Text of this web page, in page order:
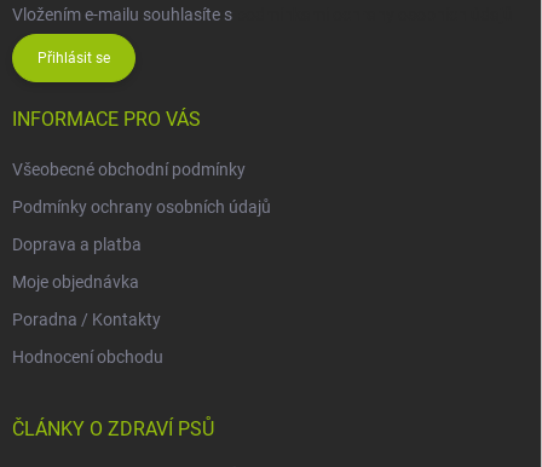
Vložením e-mailu souhlasíte s
Přihlásit se
INFORMACE PRO VÁS
Všeobecné obchodní podmínky
Podmínky ochrany osobních údajů
Doprava a platba
Moje objednávka
Poradna / Kontakty
Hodnocení obchodu
ČLÁNKY O ZDRAVÍ PSŮ